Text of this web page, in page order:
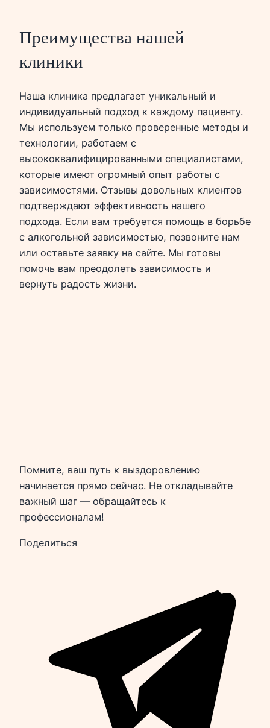
Преимущества нашей
клиники
Наша клиника предлагает уникальный и
индивидуальный подход к каждому пациенту.
Мы используем только проверенные методы и
технологии, работаем с
высококвалифицированными специалистами,
которые имеют огромный опыт работы с
зависимостями. Отзывы довольных клиентов
подтверждают эффективность нашего
подхода. Если вам требуется помощь в борьбе
с алкогольной зависимостью, позвоните нам
или оставьте заявку на сайте. Мы готовы
помочь вам преодолеть зависимость и
вернуть радость жизни.
Помните, ваш путь к выздоровлению
начинается прямо сейчас. Не откладывайте
важный шаг — обращайтесь к
профессионалам!
Поделиться